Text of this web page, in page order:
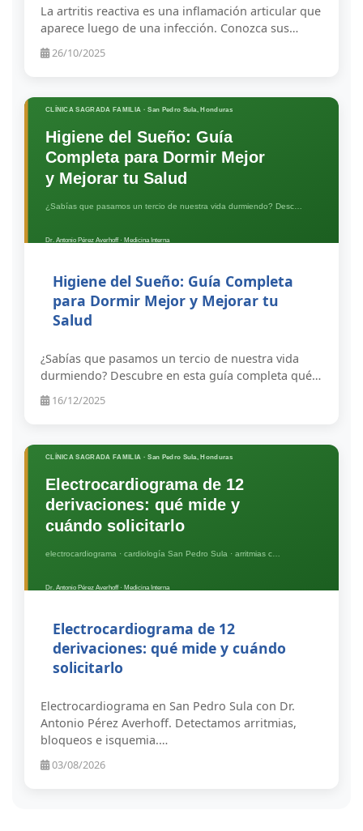
La artritis reactiva es una inflamación articular que
aparece luego de una infección. Conozca sus…
26/10/2025
Higiene del Sueño: Guía Completa
para Dormir Mejor y Mejorar tu
Salud
¿Sabías que pasamos un tercio de nuestra vida
durmiendo? Descubre en esta guía completa qué…
16/12/2025
Electrocardiograma de 12
derivaciones: qué mide y cuándo
solicitarlo
Electrocardiograma en San Pedro Sula con Dr.
Antonio Pérez Averhoff. Detectamos arritmias,
bloqueos e isquemia.…
03/08/2026